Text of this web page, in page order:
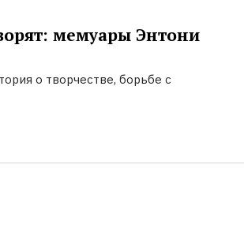
мемуары Энтони
о творчестве, борьбе с